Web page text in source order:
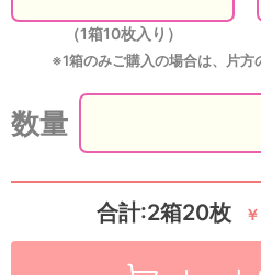
（1箱10枚入り）
※1箱のみご購入の場合は、片
数量
合計:2箱20枚 ￥